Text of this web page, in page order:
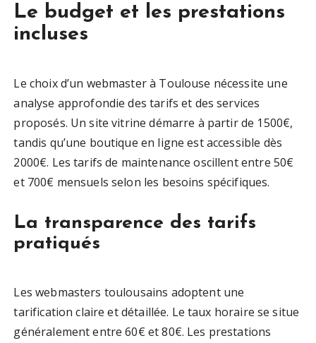
Le budget et les prestations
incluses
Le choix d’un webmaster à Toulouse nécessite une
analyse approfondie des tarifs et des services
proposés. Un site vitrine démarre à partir de 1500€,
tandis qu’une boutique en ligne est accessible dès
2000€. Les tarifs de maintenance oscillent entre 50€
et 700€ mensuels selon les besoins spécifiques.
La transparence des tarifs
pratiqués
Les webmasters toulousains adoptent une
tarification claire et détaillée. Le taux horaire se situe
généralement entre 60€ et 80€. Les prestations